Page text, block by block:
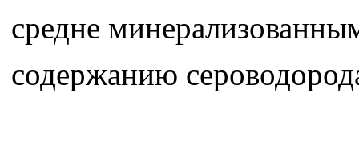
средне
содержанию